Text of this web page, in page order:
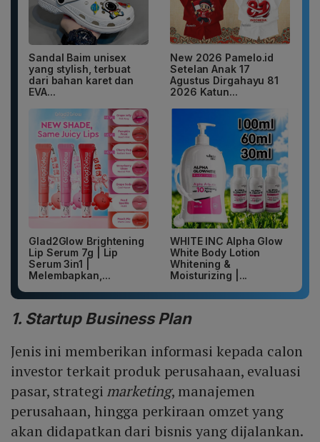
Sandal Baim unisex
yang stylish, terbuat
dari bahan karet dan
EVA...
New 2026 Pamelo.id
Setelan Anak 17
Agustus Dirgahayu 81
2026 Katun...
Glad2Glow Brightening
Lip Serum 7g | Lip
Serum 3in1 |
Melembapkan,...
WHITE INC Alpha Glow
White Body Lotion
Whitening &
Moisturizing |...
1. Startup Business Plan
Jenis ini memberikan informasi kepada calon
investor terkait produk perusahaan, evaluasi
pasar, strategi marketing, manajemen
perusahaan, hingga perkiraan omzet yang
akan didapatkan dari bisnis yang dijalankan.